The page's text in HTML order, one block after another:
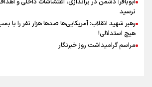
نرسید
رهبر شهید انقلاب: آمریکایی‌ها صدها هزار نفر را با
هیچ استدلالی!
مراسم گرامیداشت روز خبرنگار